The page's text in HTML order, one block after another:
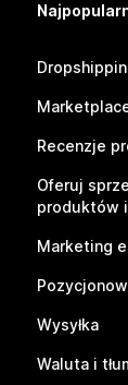
Recenzje
Oferuj
produktów
Marketing
Wysyłka
Waluta i